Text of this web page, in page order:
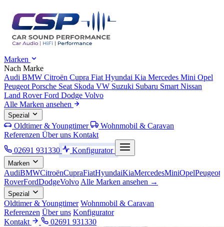
Marken
Nach Marke
Audi BMW Citroën Cupra Fiat Hyundai Kia Mercedes Mini Opel
Peugeot Porsche Seat Skoda VW Suzuki Subaru Smart Nissan
Land RoverFord Dodge Volvo
Alle Marken ansehen
Spezial
Oldtimer & Youngtimer
Wohnmobil & Caravan
Referenzen Über uns Kontakt
02691 931330
Konfigurator
Marken
AudiBMWCitroënCupraFiatHyundaiKiaMercedesMiniOpelPeugeot
RoverFordDodgeVolvo Alle Marken ansehen →
Spezial
Oldtimer & Youngtimer Wohnmobil & Caravan
Referenzen Über uns Konfigurator
Kontakt
02691 931330